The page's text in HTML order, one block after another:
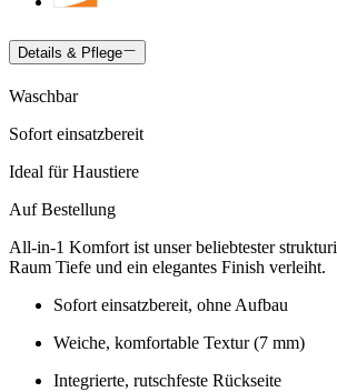
Details & Pflege
Waschbar
Sofort einsatzbereit
Ideal für Haustiere
Auf Bestellung
All-in-1 Komfort ist unser beliebtester
Raum Tiefe und ein elegantes Finish verleiht.
Sofort einsatzbereit, ohne Aufbau
Weiche, komfortable Textur (7 mm)
Integrierte, rutschfeste Rückseite